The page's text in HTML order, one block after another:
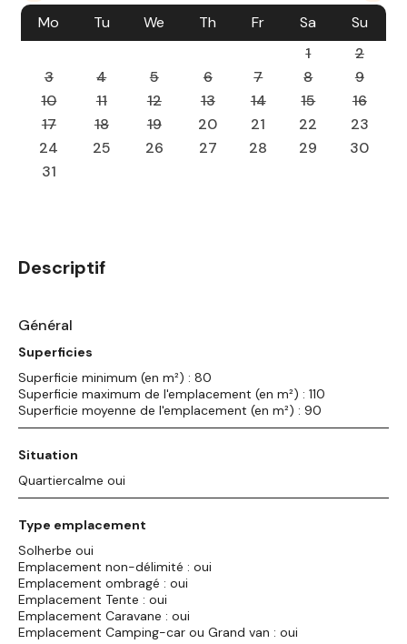
Mo Tu We Th Fr Sa
Su
1
2
3
4 5 6 7 8
9
10
11 12 13 14 15
16
17
18 19 20 21 22
23
24
25 26 27 28 29
30
31
Descriptif
Général
Superficies
Superficie minimum (en m²) : 80
Superficie maximum de l'emplacement (en m²) : 110
Superficie moyenne de l'emplacement (en m²) : 90
Situation
Quartiercalme oui
Type emplacement
Solherbe oui
Emplacement non-délimité : oui
Emplacement ombragé : oui
Emplacement Tente : oui
Emplacement Caravane : oui
Emplacement Camping-car ou Grand van : oui